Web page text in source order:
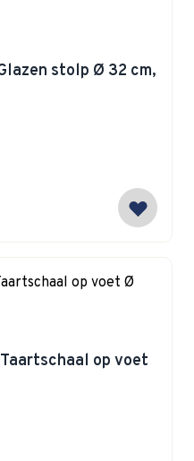
stolp Ø 32 cm,
op voet